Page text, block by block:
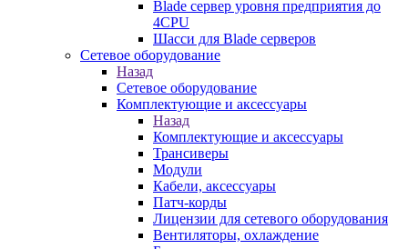
Blade сервер уровня предприятия до
4CPU
Шасси для Blade серверов
Сетевое оборудование
Назад
Сетевое оборудование
Комплектующие и аксессуары
Назад
Комплектующие и аксессуары
Трансиверы
Модули
Кабели, аксессуары
Патч-корды
Лицензии для сетевого оборудования
Вентиляторы, охлаждение